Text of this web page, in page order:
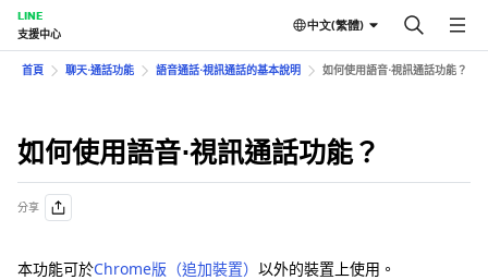
LINE
支援中心
中文(繁體)
首頁 聊天⋅通話功能 語音通話⋅視訊通話的基本說明 如何使用語音⋅視訊通話功能？
如何使用語音⋅視訊通話功能？
分享
本功能可於Chrome版（追加裝置） 以外的裝置上使用。